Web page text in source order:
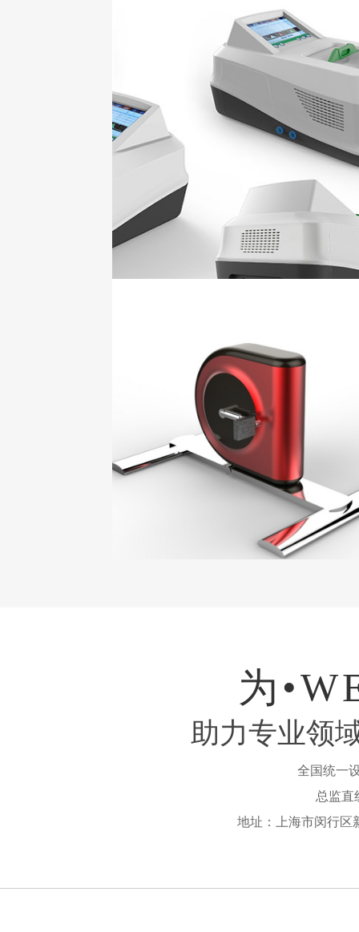
为
助力专业领
全国统一
总监直
地址：上海市闵行区